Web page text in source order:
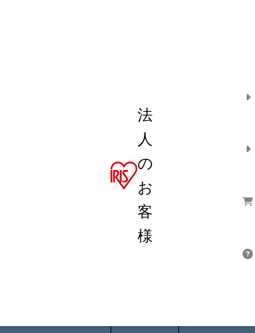
法
人
の
お
客
様